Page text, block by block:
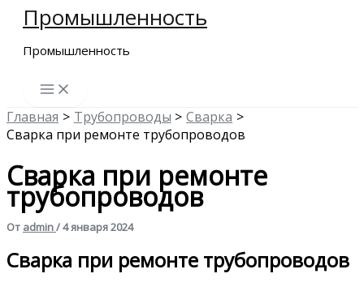
Перейти
содержимому
Промышленность
Промышленность
Главная Трубопроводы
Сварка
Сварка при ремонте трубопроводов
Сварка при ремонте
трубопроводов
От admin/4 января 2024
Сварка при ремонте трубопроводов